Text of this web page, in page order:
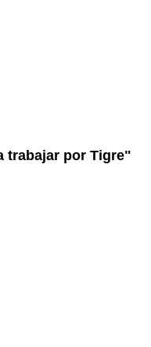
trabajar por Tigre"